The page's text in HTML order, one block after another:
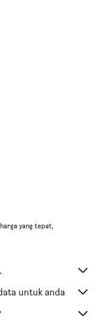
yang tepat,
untuk anda